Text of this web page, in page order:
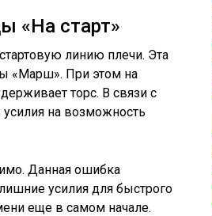
«На старт»
линию плечи. Эта
«Марш». При этом на
торс. В связи с
на возможность
Данная ошибка
усилия для быстрого
еще в самом начале.